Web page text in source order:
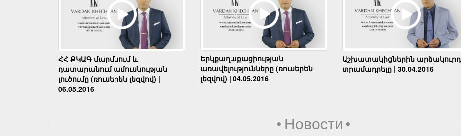
ՀՀ ՔԿԱԳ մարմնում և
դատարանում ամուսնության
լուծումը (ռուսերեն լեզվով) |
06.05.2016
Երկքաղաքացիության
առավելությունները (ռուսերեն
լեզվով) | 04.05.2016
Աշխատակիցներին արձակուրդ
տրամադրելը | 30.04.2016
• Новости•